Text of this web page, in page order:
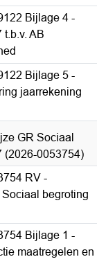
Bijlage 4 -
t.b.v. AB
Bijlage 5 -
jaarrekening
GR Sociaal
(2026-0053754)
RV -
begroting
Bijlage 1 -
maatregelen en